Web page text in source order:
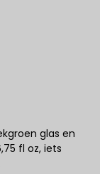
glas en
fl oz, iets